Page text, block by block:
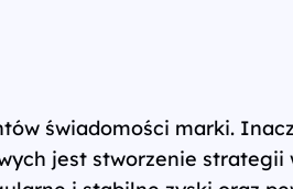
świadomości marki.
jest stworzenie